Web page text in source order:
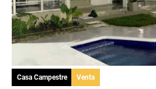
Casa Campestre Venta